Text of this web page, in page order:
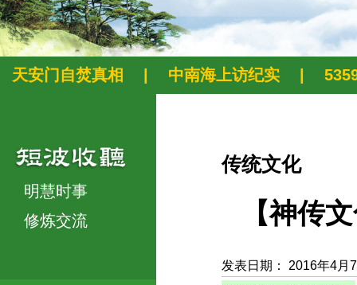
天安门自焚真相 中南海上访纪实
明慧时事
修炼交流
传统文化
【神传
发表日期： 2016年4月